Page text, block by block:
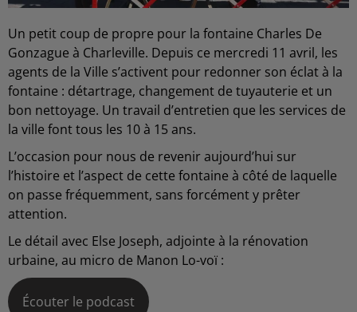
Un petit coup de propre pour la fontaine Charles De
Gonzague à Charleville. Depuis ce mercredi 11 avril, les
agents de la Ville s’activent pour redonner son éclat à la
fontaine : détartrage, changement de tuyauterie et un
bon nettoyage. Un travail d’entretien que les services de
la ville font tous les 10 à 15 ans.
L’occasion pour nous de revenir aujourd’hui sur
l’histoire et l’aspect de cette fontaine à côté de laquelle
on passe fréquemment, sans forcément y prêter
attention.
Le détail avec Else Joseph, adjointe à la rénovation
urbaine, au micro de Manon Lo-voï :
Écouter le podcast